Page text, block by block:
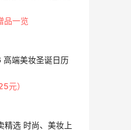
Ganni、Acne、